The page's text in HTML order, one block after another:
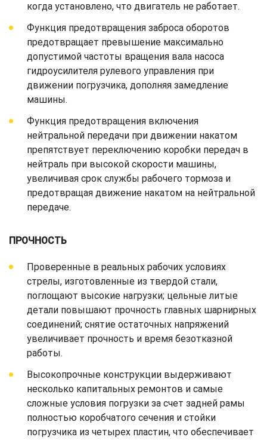
когда установлено, что двигатель не работает.
Функция предотвращения заброса оборотов
предотвращает превышение максимально
допустимой частоты вращения вала насоса
гидроусилителя рулевого управления при
движении погрузчика, дополняя замедление
машины.
Функция предотвращения включения
нейтральной передачи при движении накатом
препятствует переключению коробки передач в
нейтраль при высокой скорости машины,
увеличивая срок службы рабочего тормоза и
предотвращая движение накатом на нейтральной
передаче.
ПРОЧНОСТЬ
Проверенные в реальных рабочих условиях
стрелы, изготовленные из твердой стали,
поглощают высокие нагрузки; цельные литые
детали повышают прочность главных шарнирных
соединений; снятие остаточных напряжений
увеличивает прочность и время безотказной
работы.
Высокопрочные конструкции выдерживают
несколько капитальных ремонтов и самые
сложные условия погрузки за счет задней рамы
полностью коробчатого сечения и стойки
погрузчика из четырех пластин, что обеспечивает